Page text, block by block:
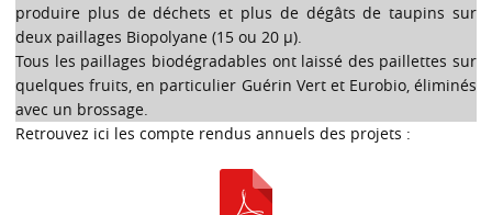
produire plus de déchets et plus de dégâts de taupins sur
deux paillages Biopolyane (15 ou 20 µ).
Tous les paillages biodégradables ont laissé des paillettes sur
quelques fruits, en particulier Guérin Vert et Eurobio, éliminés
avec un brossage.
Retrouvez ici les compte rendus annuels des projets :